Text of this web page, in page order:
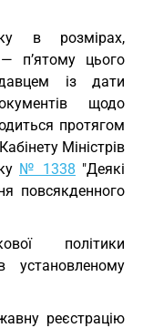
в розмірах,
п’ятому цього
із дати
щодо
протягом
Міністрів
№ 1338 "Деякі
повсякденного
політики
установленому
реєстрацію